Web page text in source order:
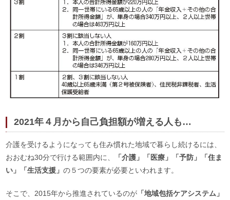
2021年４月から自己負担額が増える人も…
介護を受けるようになっても住み慣れた地域で暮らし続けるには、
おおむね30分で行ける範囲内に、
「介護」「医療」「予防」「住ま
い」「生活支援」の５つの要素が必要といわれます。
そこで、2015年から推進されているのが 「地域包括ケアシステム」